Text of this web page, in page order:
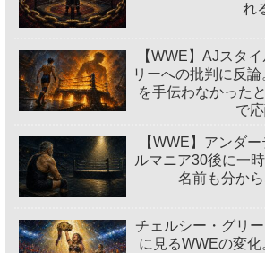
れ
【WWE】AJスタ
リーへの批判に反
を手伝わなかった
で
【WWE】アンダ
ルマニア30後に一
名前も分から
チェルシー・グリ
に見るWWEの変